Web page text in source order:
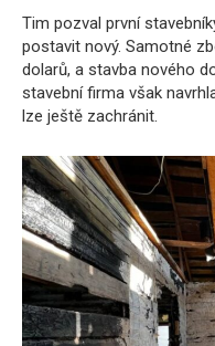
Tim pozval první
postavit nový. Samotné
dolarů, a stavba nového
stavební firma však
lze ještě zachránit.